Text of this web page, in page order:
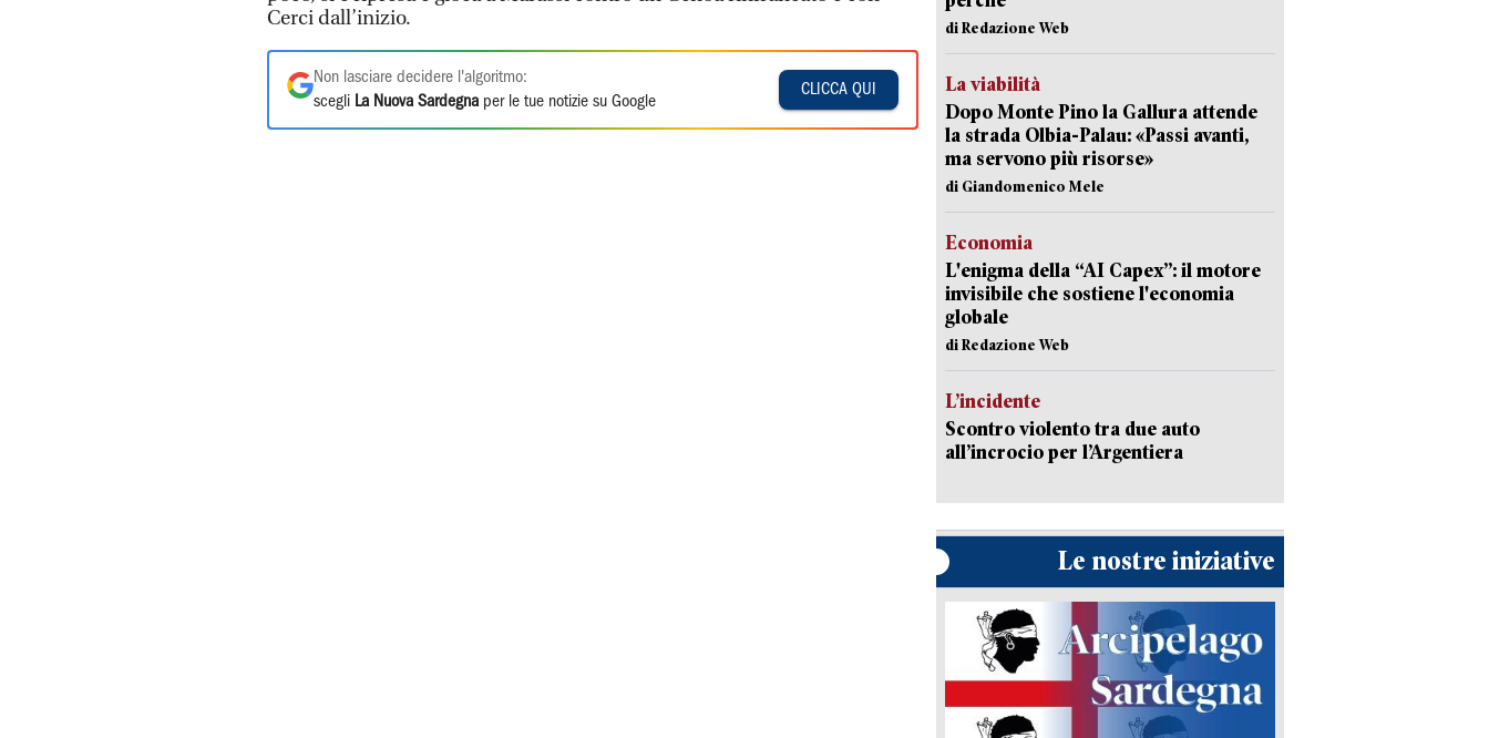
Cerci dall’inizio.
Non lasciare decidere l'algoritmo:
scegli La Nuova Sardegna per le tue notizie su Google
CLICCA QUI
di Redazione Web
La viabilità
Dopo Monte Pino la Gallura attende
la strada Olbia-Palau: «Passi avanti,
ma servono più risorse»
di Giandomenico Mele
Economia
L'enigma della “AI Capex”: il motore
invisibile che sostiene l'economia
globale
di Redazione Web
L’incidente
Scontro violento tra due auto
all’incrocio per l’Argentiera
Le nostre iniziative